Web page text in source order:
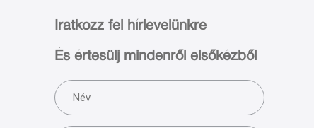
Iratkozz fel hírlevelünkre
És értesülj mindenről elsőkézből